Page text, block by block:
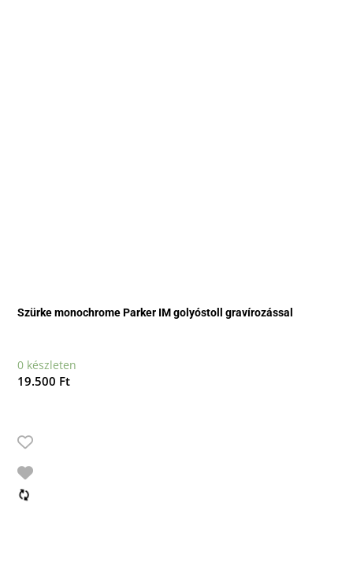
Szürke monochrome Parker IM golyóstoll gravírozással
0 készleten
19.500 Ft